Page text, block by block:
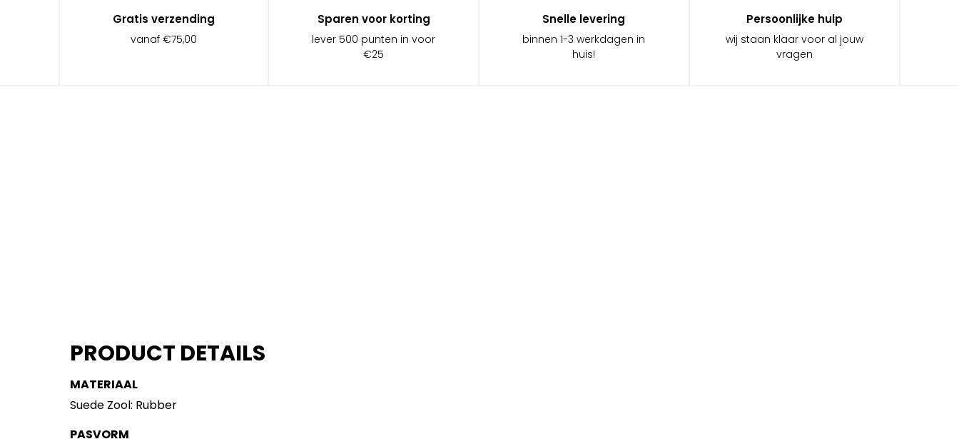
Gratis verzending
vanaf €75,00
Sparen voor korting
lever 500 punten in voor
€25
Snelle levering
binnen 1-3 werkdagen in
huis!
Persoonlijke hulp
wij staan klaar voor al jouw
vragen
PRODUCT DETAILS
MATERIAAL
Suede Zool: Rubber
PASVORM